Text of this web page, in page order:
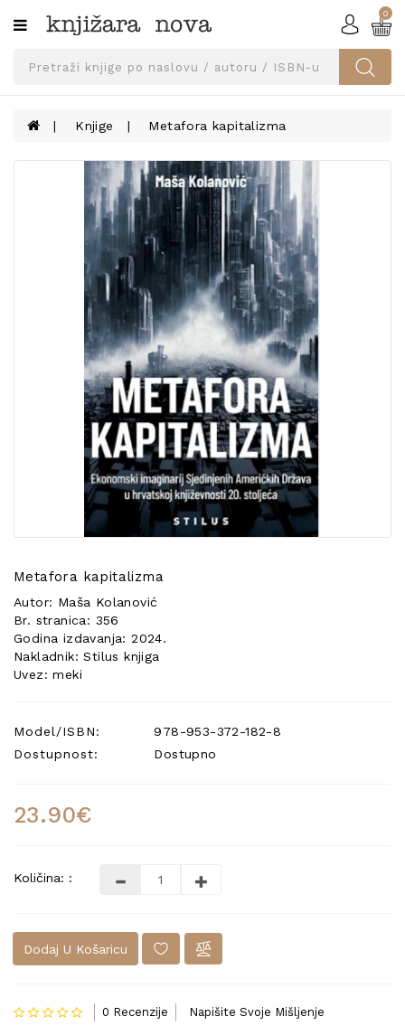
Kategorije
SVEUČILIŠNA
UDŽBENICI
KNJIGE
PRIBOR
UDŽBENIKE!
0
Knjige Metafora kapitalizma
Metafora kapitalizma
Autor: Maša Kolanović
Br. stranica: 356
Godina izdavanja: 2024.
Nakladnik: Stilus knjiga
Uvez: meki
Model/ISBN:
978-953-372-182-8
Dostupnost:
Dostupno
23.90€
Količina: :
Dodaj U Košaricu
0 Recenzije Napišite Svoje Mišljenje